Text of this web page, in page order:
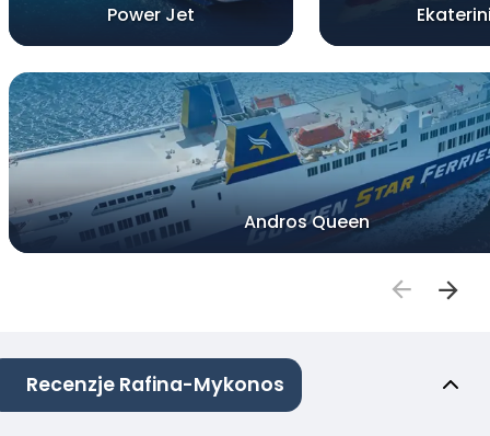
Power Jet
Andros Queen
Recenzje Rafina-Mykonos